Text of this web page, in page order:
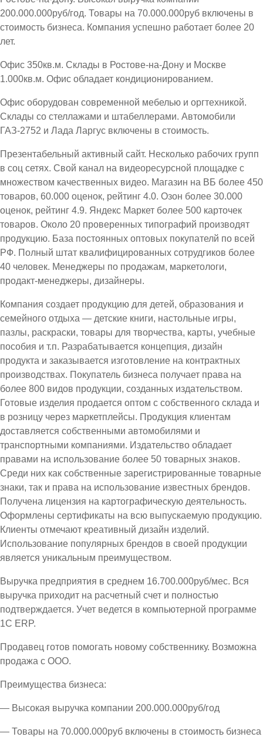
200.000.000руб/год. Товары на 70.000.000руб включены в
стоимость бизнеса. Компания успешно работает более 20
лет.
Офис 350кв.м. Склады в Ростове-на-Дону и Москве
1.000кв.м. Офис обладает кондиционированием.
Офис оборудован современной мебелью и оргтехникой.
Склады со стеллажами и штабеллерами. Автомобили
ГАЗ-2752 и Лада Ларгус включены в стоимость.
Презентабельный активный сайт. Несколько рабочих групп
в соц сетях. Свой канал на видеоресурсной площадке с
множеством качественных видео. Магазин на ВБ более 450
товаров, 60.000 оценок, рейтинг 4.0. Озон более 30.000
оценок, рейтинг 4.9. Яндекс Маркет более 500 карточек
товаров. Около 20 проверенных типографий производят
продукцию. База постоянных оптовых покупателй по всей
РФ. Полный штат квалифицированных сотрудгиков более
40 человек. Менеджеры по продажам, маркетологи,
продакт-менеджеры, дизайнеры.
Компания создает продукцию для детей, образования и
семейного отдыха — детские книги, настольные игры,
пазлы, раскраски, товары для творчества, карты, учебные
пособия и т.п. Разрабатывается концепция, дизайн
продукта и заказывается изготовление на контрактных
производствах. Покупатель бизнеса получает права на
более 800 видов продукции, созданных издательством.
Готовые изделия продается оптом с собственного склада и
в розницу через маркетплейсы. Продукция клиентам
доставляется собственными автомобилями и
транспортными компаниями. Издательство обладает
правами на использование более 50 товарных знаков.
Среди них как собственные зарегистрированные товарные
знаки, так и права на использование известных брендов.
Получена лицензия на картографическую деятельность.
Оформлены сертификаты на всю выпускаемую продукцию.
Клиенты отмечают креативный дизайн изделий.
Использование популярных брендов в своей продукции
является уникальным преимуществом.
Выручка предприятия в среднем 16.700.000руб/мес. Вся
выручка приходит на расчетный счет и полностью
подтверждается. Учет ведется в компьютерной программе
1С ЕRP.
Продавец готов помогать новому собственнику. Возможна
продажа с ООО.
Преимущества бизнеса:
— Высокая выручка компании 200.000.000руб/год
— Товары на 70.000.000руб включены в стоимость бизнеса